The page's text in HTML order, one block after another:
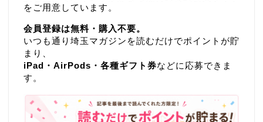
をご用意しています。
会員登録は無料・購入不要。
いつも通り埼玉マガジンを読むだけでポイントが貯
まり、
iPad・AirPods・各種ギフト券などに応募できま
す。